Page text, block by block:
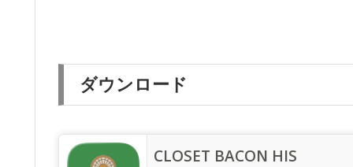
ダウンロード
CLOSET BACON HIS